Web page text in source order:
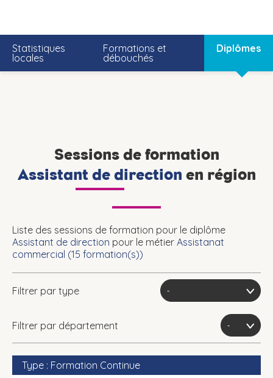
Statistiques
locales
Formations et
débouchés
Diplômes
Sessions de formation
Assistant de direction en région
Liste des sessions de formation pour le diplôme
Assistant de direction pour le métier Assistanat
commercial (15 formation(s))
Filtrer par type
Filtrer par département
Formation Continue